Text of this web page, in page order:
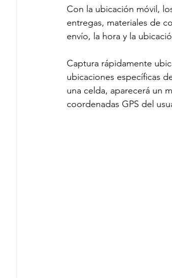
Proceso de toma de decisiones
Con la ubicación móvil,
entregas, materiales de
envío, la hora y la
Captura rápidamente
ubicaciones específicas
una celda, aparecerá un
coordenadas GPS del